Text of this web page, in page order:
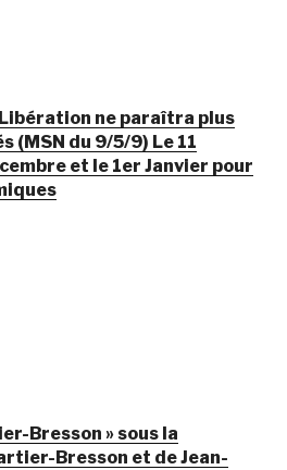
ne paraîtra plus
(MSN du 9/5/9) Le 11
et le 1er Janvier pour
Bresson » sous la
Bresson et de Jean-